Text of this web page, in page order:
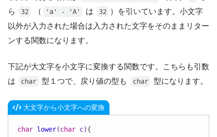
ら
32 （ 'a' - 'A' は 32
）を引いています。小文字
以外が入力された場合は入力された文字をそのままリター
ンする関数になります。
下記が大文字を小文字に変換する関数です。こちらも引数
は
char 型１つで、戻り値の型も char 型になります。
大文字から小文字への変換
char lower(char c){